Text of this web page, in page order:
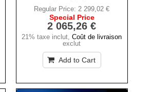
Regular Price: 2 299,02 €
Special Price
2 065,26 €
21% taxe inclut,Coût de livraison
exclut
Add to Cart